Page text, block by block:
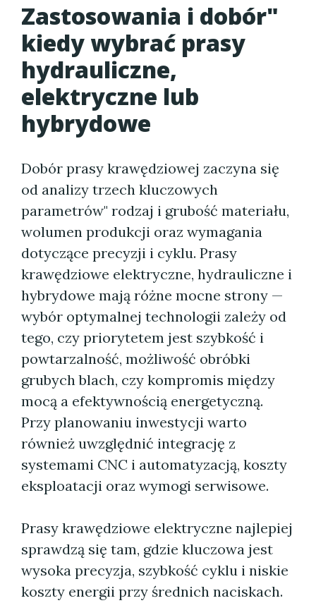
Zastosowania i dobór"
kiedy wybrać prasy
hydrauliczne,
elektryczne lub
hybrydowe
Dobór prasy krawędziowej zaczyna się
od analizy trzech kluczowych
parametrów" rodzaj i grubość materiału,
wolumen produkcji oraz wymagania
dotyczące precyzji i cyklu. Prasy
krawędziowe elektryczne, hydrauliczne i
hybrydowe mają różne mocne strony —
wybór optymalnej technologii zależy od
tego, czy priorytetem jest szybkość i
powtarzalność, możliwość obróbki
grubych blach, czy kompromis między
mocą a efektywnością energetyczną.
Przy planowaniu inwestycji warto
również uwzględnić integrację z
systemami CNC i automatyzacją, koszty
eksploatacji oraz wymogi serwisowe.
Prasy krawędziowe elektryczne najlepiej
sprawdzą się tam, gdzie kluczowa jest
wysoka precyzja, szybkość cyklu i niskie
koszty energii przy średnich naciskach.